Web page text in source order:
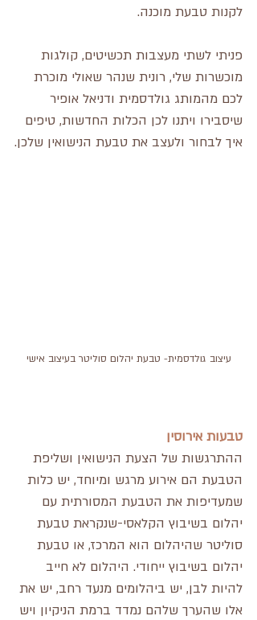
לקנות טבעת מוכנה.
פניתי לשתי מעצבות תכשיטים, קולגות
מוכשרות שלי, רונית שנהר שאולי מוכרת
לכם מהמותג גולדסמית ודניאל אופיר
שיסבירו ויתנו לכן הכלות החדשות, טיפים
איך לבחור ולעצב את טבעת הנישואין שלכן.
עיצוב גולדסמית- טבעת יהלום סוליטר בעיצוב אישי
טבעות אירוסין
ההתרגשות של הצעת הנישואין ושליפת
הטבעת הם אירוע מרגש ומיוחד, יש כלות
שמעדיפות את הטבעת המסורתית עם
יהלום בשיבוץ הקלאסי-שנקראת טבעת
סוליטר שהיהלום הוא המרכז, או טבעת
יהלום בשיבוץ ייחודי. היהלום לא חייב
להיות לבן, יש ביהלומים מנעד רחב, יש את
אלו שהערך שלהם נמדד ברמת הניקיון ויש